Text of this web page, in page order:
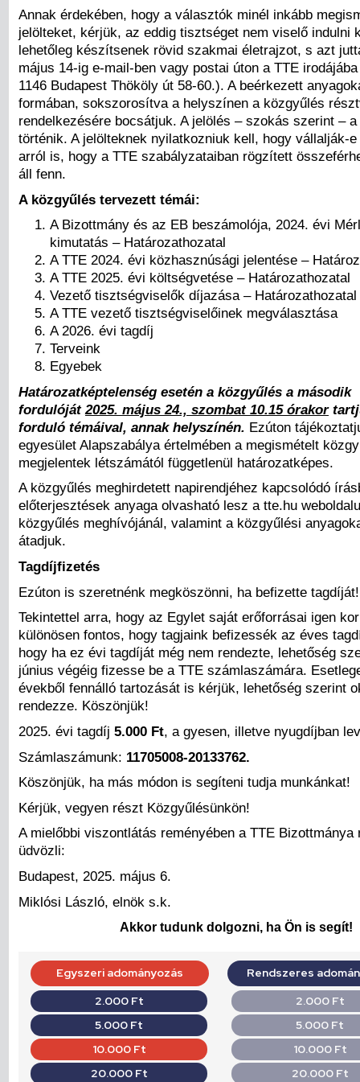
Annak érdekében, hogy a választók minél inkább
jelölteket, kérjük, az eddig tisztséget nem viselő indulni
lehetőleg készítsenek rövid szakmai életrajzot, s azt
május 14-ig e-mail-ben vagy postai úton a TTE
1146 Budapest Thököly út 58-60.). A beérkezett
formában, sokszorosítva a helyszínen a közgyűlés
rendelkezésére bocsátjuk. A jelölés – szokás szerint –
történik. A jelölteknek nyilatkozniuk kell, hogy vállalják-
arról is, hogy a TTE szabályzataiban rögzített
áll fenn.
A közgyűlés tervezett témái:
A Bizottmány és az EB beszámolója, 2024. évi
kimutatás – Határozathozatal
A TTE 2024. évi közhasznúsági jelentése –
A TTE 2025. évi költségvetése – Határozathozatal
Vezető tisztségviselők díjazása – Határozathozatal
A TTE vezető tisztségviselőinek megválasztása
A 2026. évi tagdíj
Terveink
Egyebek
Határozatképtelenség esetén a közgyűlés a második
fordulóját 2025. május 24., szombat 10.15 órakor
forduló témáival, annak helyszínén. Ezúton
egyesület Alapszabálya értelmében a megismételt
megjelentek létszámától függetlenül határozatképes.
A közgyűlés meghirdetett napirendjéhez kapcsolódó
előterjesztések anyaga olvasható lesz a tte.hu
közgyűlés meghívójánál, valamint a közgyűlési
átadjuk.
Tagdíjfizetés
Ezúton is szeretnénk megköszönni, ha befizette tagdíját!
Tekintettel arra, hogy az Egylet saját erőforrásai igen
különösen fontos, hogy tagjaink befizessék az éves
hogy ha ez évi tagdíját még nem rendezte, lehetőség
június végéig fizesse be a TTE számlaszámára.
évekből fennálló tartozását is kérjük, lehetőség szerint
rendezze. Köszönjük!
2025. évi tagdíj 5.000 Ft, a gyesen, illetve nyugdíjban
Számlaszámunk: 11705008-20133762.
Köszönjük, ha más módon is segíteni tudja munkánkat!
Kérjük, vegyen részt Közgyűlésünkön!
A mielőbbi viszontlátás reményében a TTE Bizottmánya
üdvözli:
Budapest, 2025.
Miklósi László, elnök s.k.
Akkor tudunk dolgozni, ha Ön is segít!